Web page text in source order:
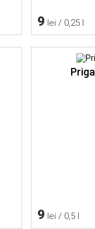
9 lei / 0,25 l
9 lei / 0,5 l